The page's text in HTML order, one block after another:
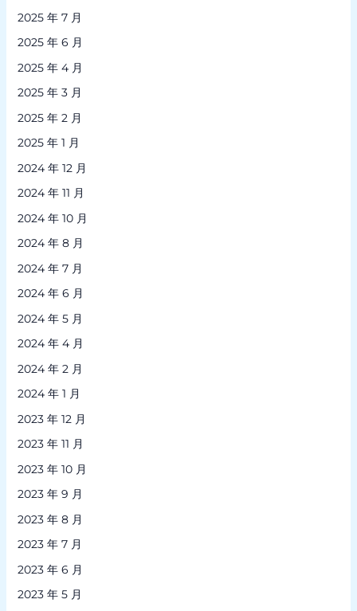
2025 年 7 月
2025 年 6 月
2025 年 4 月
2025 年 3 月
2025 年 2 月
2025 年 1 月
2024 年 12 月
2024 年 11 月
2024 年 10 月
2024 年 8 月
2024 年 7 月
2024 年 6 月
2024 年 5 月
2024 年 4 月
2024 年 2 月
2024 年 1 月
2023 年 12 月
2023 年 11 月
2023 年 10 月
2023 年 9 月
2023 年 8 月
2023 年 7 月
2023 年 6 月
2023 年 5 月